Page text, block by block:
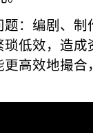
：编剧、
低效，造
高效地撮